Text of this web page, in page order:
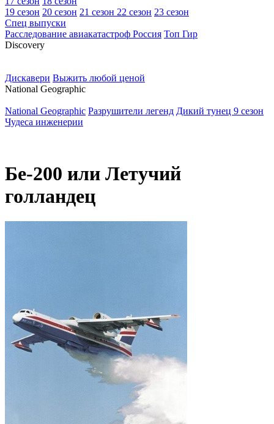
19 сезон 20 сезон 21 сезон 22 сезон 23 сезон
Спец выпуски
Расследование авиакатастроф Россия Топ Гир
Discovery
Дискавери Выжить любой ценой
National Geographic
National Geographic Разрушители легенд Дикий тунец 9 сезон
Чудеса инженерии
Бе-200 или Летучий
голландец